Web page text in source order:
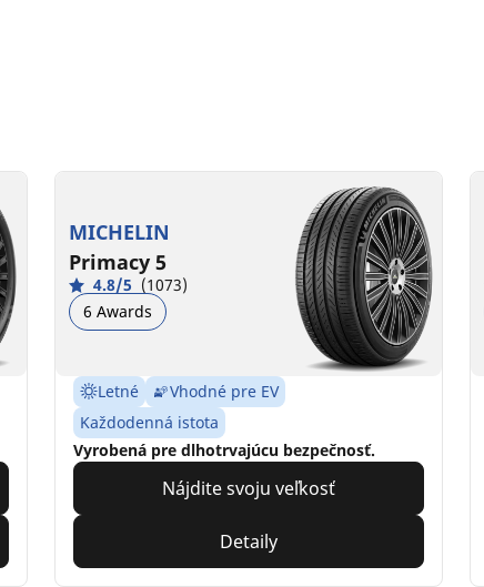
MICHELIN
Primacy 5
4.8/5 (1073)
6 Awards
Letné
Vhodné pre EV
Každodenná istota
Vyrobená pre dlhotrvajúcu bezpečnosť.
Nájdite svoju veľkosť
Detaily